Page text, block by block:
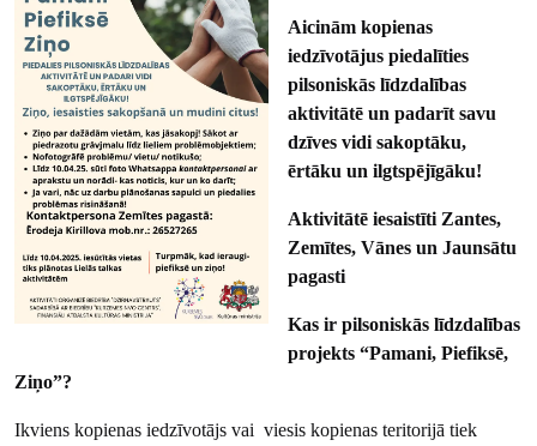
Aicinām kopienas
iedzīvotājus piedalīties
pilsoniskās līdzdalības
aktivitātē un padarīt savu
dzīves vidi sakoptāku,
ērtāku un ilgtspējīgāku!
Aktivitātē iesaistīti Zantes,
Zemītes, Vānes un Jaunsātu
pagasti
Kas ir pilsoniskās līdzdalības
projekts “Pamani, Piefiksē,
Ziņo”?
Ikviens kopienas iedzīvotājs vai viesis kopienas teritorijā tiek